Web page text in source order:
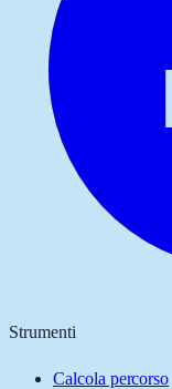
Strumenti
Calcola percorso